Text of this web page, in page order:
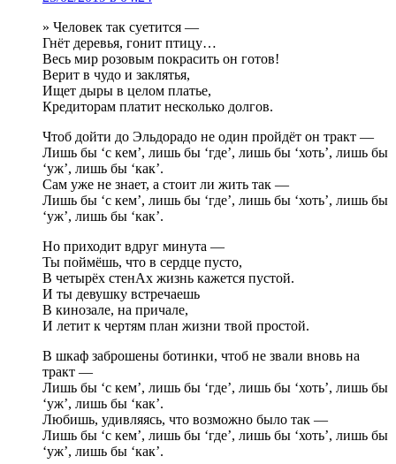
» Человек так суетится —
Гнёт деревья, гонит птицу…
Весь мир розовым покрасить он готов!
Верит в чудо и заклятья,
Ищет дыры в целом платье,
Кредиторам платит несколько долгов.
Чтоб дойти до Эльдорадо не один пройдёт он тракт —
Лишь бы ‘с кем’, лишь бы ‘где’, лишь бы ‘хоть’, лишь бы
‘уж’, лишь бы ‘как’.
Сам уже не знает, а стоит ли жить так —
Лишь бы ‘с кем’, лишь бы ‘где’, лишь бы ‘хоть’, лишь бы
‘уж’, лишь бы ‘как’.
Но приходит вдруг минута —
Ты поймёшь, что в сердце пусто,
В четырёх стенАх жизнь кажется пустой.
И ты девушку встречаешь
В кинозале, на причале,
И летит к чертям план жизни твой простой.
В шкаф заброшены ботинки, чтоб не звали вновь на
тракт —
Лишь бы ‘с кем’, лишь бы ‘где’, лишь бы ‘хоть’, лишь бы
‘уж’, лишь бы ‘как’.
Любишь, удивляясь, что возможно было так —
Лишь бы ‘с кем’, лишь бы ‘где’, лишь бы ‘хоть’, лишь бы
‘уж’, лишь бы ‘как’.